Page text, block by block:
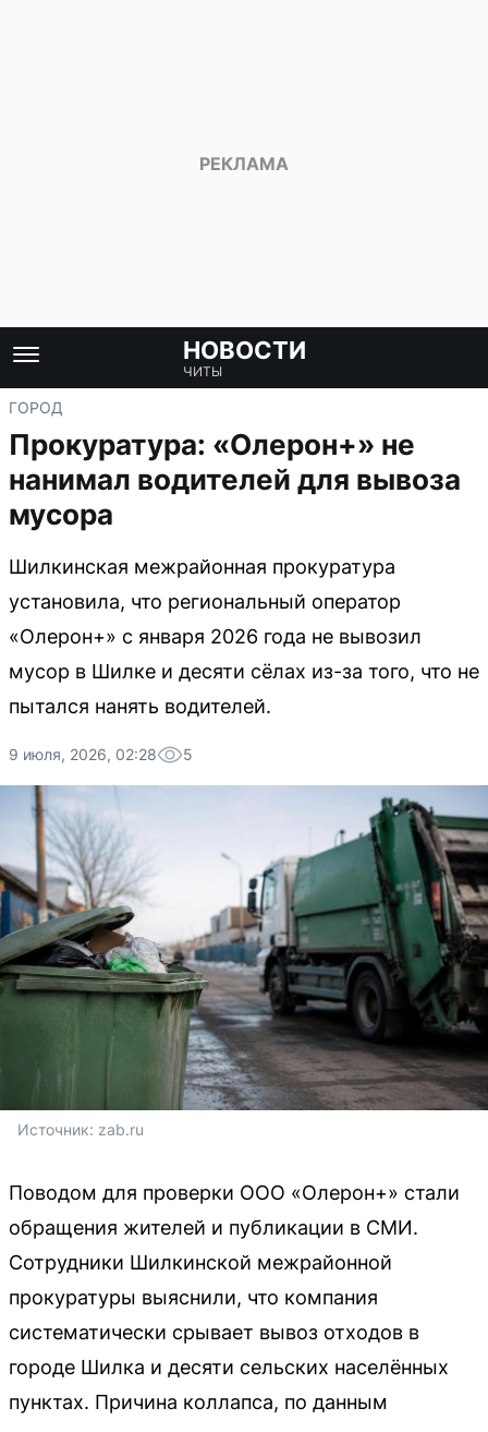
НОВОСТИ
ЧИТЫ
ГОРОД
Прокуратура: «Олерон+» не
нанимал водителей для вывоза
мусора
Шилкинская межрайонная прокуратура
установила, что региональный оператор
«Олерон+» с января 2026 года не вывозил
мусор в Шилке и десяти сёлах из-за того, что не
пытался нанять водителей.
9 июля, 2026, 02:28 5
Источник: zab.ru
Поводом для проверки ООО «Олерон+» стали
обращения жителей и публикации в СМИ.
Сотрудники Шилкинской межрайонной
прокуратуры выяснили, что компания
систематически срывает вывоз отходов в
городе Шилка и десяти сельских населённых
пунктах. Причина коллапса, по данным